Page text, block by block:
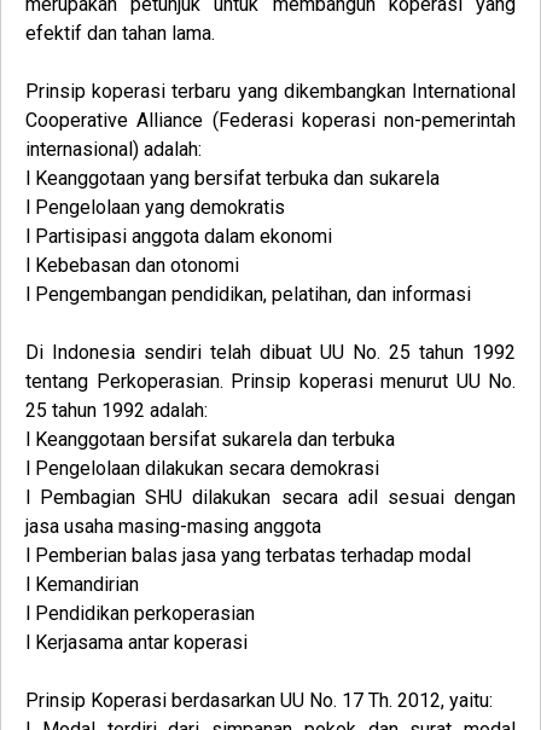
efektif dan tahan lama.
Prinsip koperasi terbaru yang dikembangkan International
Cooperative Alliance (Federasi koperasi non-pemerintah
internasional) adalah:
l Keanggotaan yang bersifat terbuka dan sukarela
l Pengelolaan yang demokratis
l Partisipasi anggota dalam ekonomi
l Kebebasan dan otonomi
l Pengembangan pendidikan, pelatihan, dan informasi
Di Indonesia sendiri telah dibuat UU No. 25 tahun 1992
tentang Perkoperasian. Prinsip koperasi menurut UU No.
25 tahun 1992 adalah:
l Keanggotaan bersifat sukarela dan terbuka
l Pengelolaan dilakukan secara demokrasi
l Pembagian SHU dilakukan secara adil sesuai dengan
jasa usaha masing-masing anggota
l Pemberian balas jasa yang terbatas terhadap modal
l Kemandirian
l Pendidikan perkoperasian
l Kerjasama antar koperasi
Prinsip Koperasi berdasarkan UU No. 17 Th. 2012, yaitu: